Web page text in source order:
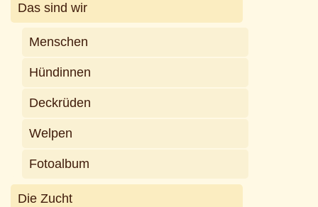
Das sind wir
Menschen
Hündinnen
Deckrüden
Welpen
Fotoalbum
Die Zucht